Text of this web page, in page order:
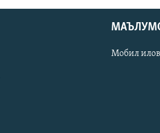
Мобил